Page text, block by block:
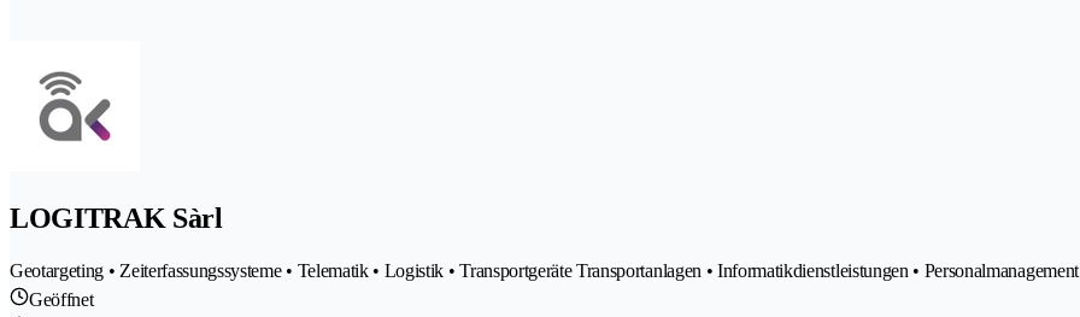
LOGITRAK Sàrl
Geotargeting • Zeiterfassungssysteme • Telematik • Logistik • Transportgeräte Transportanlagen • Informatikdienstleistungen • Personalmanagement
Geöffnet